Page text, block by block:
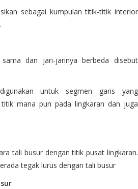
sebagai kumpulan titik-titik interior
dan jari-jarinya berbeda disebut
untuk segmen garis yang
mana pun pada lingkaran dan juga
tali busur dengan titik pusat lingkaran.
tegak lurus dengan tali busur